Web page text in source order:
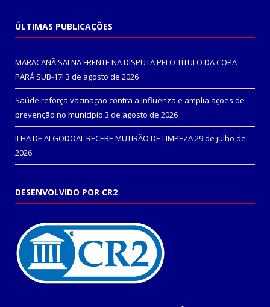
ÚLTIMAS PUBLICAÇÕES
MARACANÃ SAI NA FRENTE NA DISPUTA PELO TÍTULO DA COPA
PARÁ SUB-17! 3 de agosto de 2026
Saúde reforça vacinação contra a influenza e amplia ações de
prevenção no município 3 de agosto de 2026
ILHA DE ALGODOAL RECEBE MUTIRÃO DE LIMPEZA29 de julho de
2026
DESENVOLVIDO POR CR2